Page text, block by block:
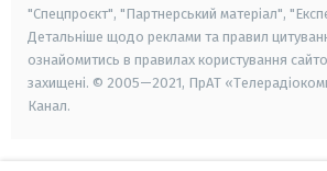
"Спецпроєкт", "Партнерський матеріал",
Детальніше щодо реклами та правил
ознайомитись в правилах користування
захищені. © 2005—2021, ПрАТ
Канал.